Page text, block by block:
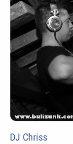
DJ Chriss